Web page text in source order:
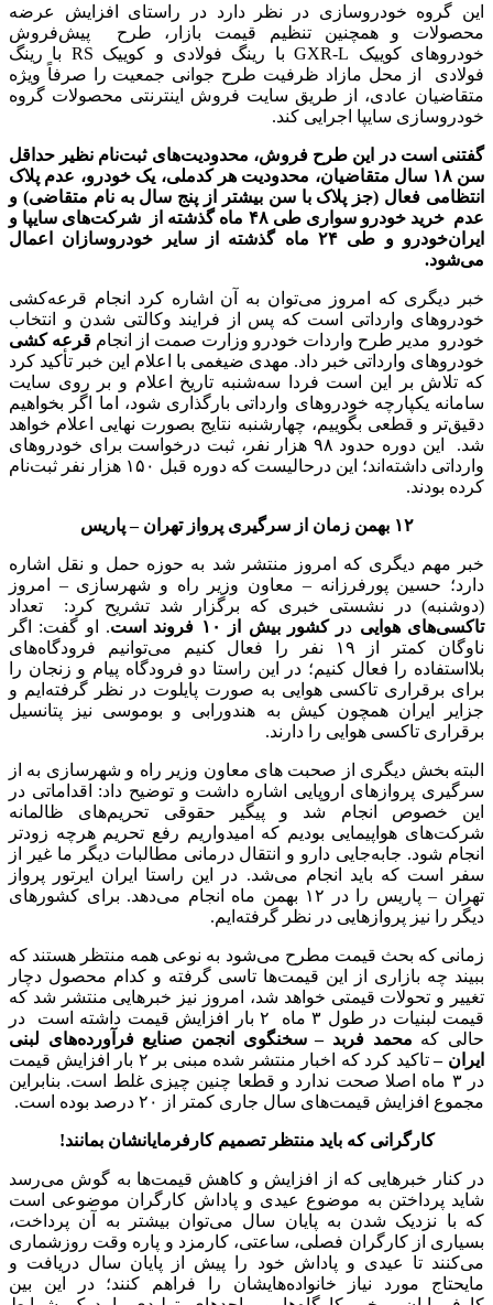
این گروه خودروسازی در نظر دارد در راستای افزایش عرضه
محصولات و همچنین تنظیم قیمت بازار، طرح پیش‌فروش
خودروهای کوییک GXR-L با رینگ فولادی و کوییک RS با رینگ
فولادی از محل مازاد ظرفیت طرح جوانی جمعیت را صرفاً ویژه
متقاضیان عادی، از طریق سایت فروش اینترنتی محصولات گروه
خودروسازی سایپا اجرایی کند.
گفتنی است در این طرح فروش، محدودیت‌های ثبت‌نام نظیر حداقل
سن ۱۸ سال متقاضیان، محدودیت هر کدملی، یک خودرو، عدم پلاک
انتظامی فعال (جز پلاک با سن بیشتر از پنج سال به نام متقاضی) و
عدم خرید خودرو سواری طی ۴۸ ماه گذشته از شرکت‌های سایپا و
ایران‌خودرو و طی ۲۴ ماه گذشته از سایر خودروسازان اعمال
می‌شود.
خبر دیگری که امروز می‌توان به آن اشاره کرد انجام قرعه‌کشی
خودروهای وارداتی است که پس از فرایند وکالتی شدن و انتخاب
خودرو مدیر طرح واردات خودرو وزارت صمت از انجام قرعه کشی
خودروهای وارداتی خبر داد. مهدی ضیغمی با اعلام این خبر تأکید کرد
که تلاش بر این است فردا سه‌شنبه تاریخ اعلام و بر روی سایت
سامانه یکپارچه خودروهای وارداتی بارگذاری شود، اما اگر بخواهیم
دقیق‌تر و قطعی بگوییم، چهارشنبه نتایج بصورت نهایی اعلام خواهد
شد. این دوره حدود ٩٨ هزار نفر، ثبت درخواست برای خودروهای
وارداتی داشته‌اند؛ این درحالیست که دوره قبل ١۵٠ هزار نفر ثبت‌نام‌
کرده بودند.
۱۲ بهمن زمان از سرگیری پرواز تهران – پاریس
خبر مهم دیگری که امروز منتشر شد به حوزه حمل و نقل اشاره
دارد؛ حسین پورفرزانه – معاون وزیر راه و شهرسازی – امروز
(دوشنبه) در نشستی خبری که برگزار شد تشریح کرد: تعداد
تاکسی‌های هوایی در کشور بیش از ۱۰ فروند است
. او گفت: اگر
ناوگان کمتر از ۱۹ نفر را فعال کنیم می‌توانیم فرودگاه‌های
بلااستفاده را فعال کنیم؛ در این راستا دو فرودگاه پیام و زنجان را
برای برقراری تاکسی هوایی به صورت پایلوت در نظر گرفته‌ایم و
جزایر ایران همچون کیش به هندورابی و بوموسی نیز پتانسیل
برقراری تاکسی هوایی را دارند.
البته بخش دیگری از صحبت های معاون وزیر راه و شهرسازی به از
سرگیری پروازهای اروپایی اشاره داشت و توضیح داد: اقداماتی در
این خصوص انجام شد و پیگیر حقوقی تحریم‌های ظالمانه
شرکت‌های هواپیمایی بودیم که امیدواریم رفع تحریم هرچه زودتر
انجام شود. جابه‌جایی دارو و انتقال درمانی مطالبات دیگر ما غیر از
سفر است که باید انجام می‌شد. در این راستا ایران ایرتور پرواز
تهران – پاریس را در ۱۲ بهمن ماه انجام می‌دهد. برای کشورهای
دیگر را نیز پروازهایی در نظر گرفته‌ایم.
زمانی که بحث قیمت مطرح می‌شود به نوعی همه منتظر هستند که
ببیند چه بازاری از این قیمت‌ها تاسی گرفته و کدام محصول دچار
تغییر و تحولات قیمتی خواهد شد، امروز نیز خبرهایی منتشر شد که
قیمت لبنیات در طول ۳ ماه ۲ بار افزایش قیمت داشته است در
حالی که محمد فربد – سخنگوی انجمن صنایع فرآورده‌های لبنی
ایران –
تاکید کرد که اخبار منتشر شده مبنی بر ۲ بار افزایش قیمت
در ۳ ماه اصلا صحت ندارد و قطعا چنین چیزی غلط است. بنابراین
مجموع افزایش قیمت‌های سال جاری کمتر از ۲۰ درصد بوده است.
کارگرانی که باید منتظر تصمیم کارفرمایانشان بمانند!
در کنار خبرهایی که از افزایش و کاهش قیمت‌ها به گوش می‌رسد
شاید پرداختن به موضوع عیدی و پاداش کارگران موضوعی است
که با نزدیک شدن به پایان سال می‌توان بیشتر به آن پرداخت،
بسیاری از کارگران فصلی، ساعتی، کارمزد و پاره وقت روزشماری
می‌کنند تا عیدی و پاداش خود را پیش از پایان سال دریافت و
مایحتاج مورد نیاز خانواده‌هایشان را فراهم کنند؛ در این بین